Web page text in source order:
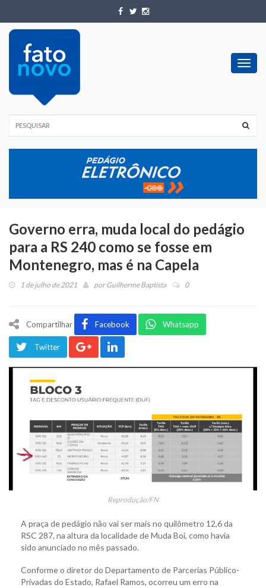
Governo erra, muda local do pedágio
para a RS 240 como se fosse em
Montenegro, mas é na Capela
1 de julho de 2021 porGuilherme Baptista 0
Compartilhar Facebook Whatsapp
Twitter
Reprodução/FN
A praça de pedágio não vai ser mais no quilômetro 12,6 da
RSC 287, na altura da localidade de Muda Boi, como havia
sido anunciado no mês passado.
Conforme o diretor do Departamento de Parcerias Público-
Privadas do Estado, Rafael Ramos, ocorreu um erro na